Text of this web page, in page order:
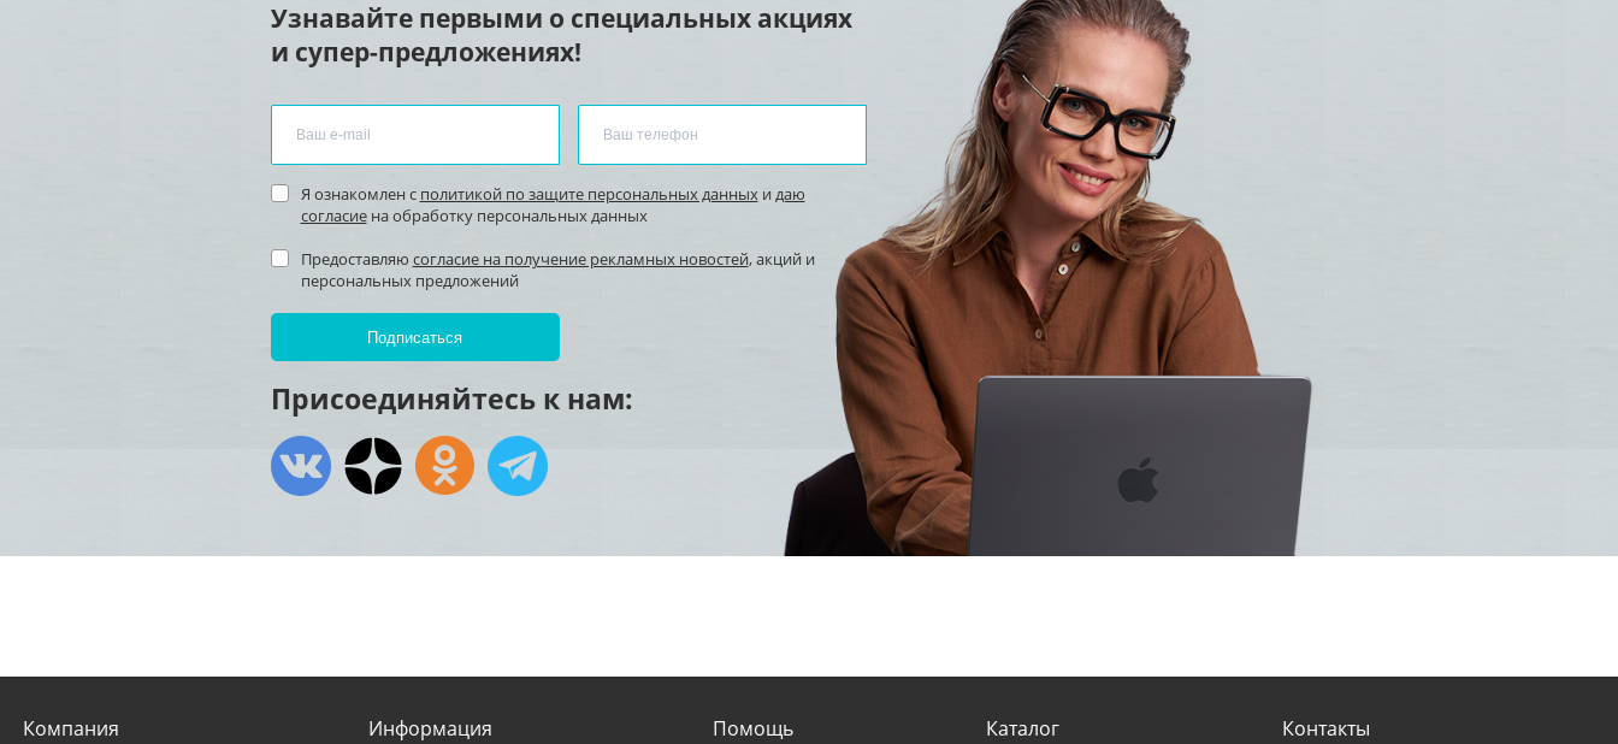
Узнавайте первыми о специальных акциях
и супер-предложениях!
Я ознакомлен с политикой по защите персональных данныхидаю
согласиена обработку персональных данных
Предоставляю согласие на получение рекламных новостей, акций и
персональных предложений
Присоединяйтесь к нам:
Компания
Информация
Помощь
Каталог
Контакты